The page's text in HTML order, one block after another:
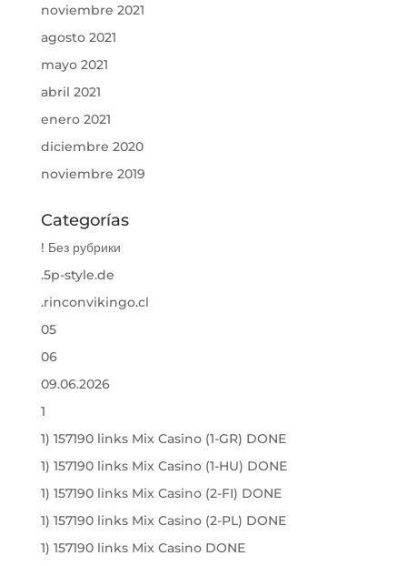
noviembre 2021
agosto 2021
mayo 2021
abril 2021
enero 2021
diciembre 2020
noviembre 2019
Categorías
! Без рубрики
.5p-style.de
.rinconvikingo.cl
05
06
09.06.2026
1
1) 157190 links Mix Casino (1-GR) DONE
1) 157190 links Mix Casino (1-HU) DONE
1) 157190 links Mix Casino (2-FI) DONE
1) 157190 links Mix Casino (2-PL) DONE
1) 157190 links Mix Casino DONE